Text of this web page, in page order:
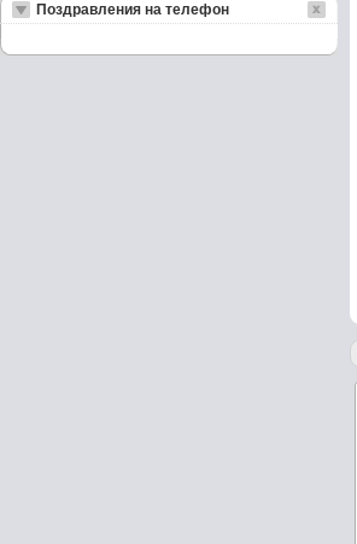
Поздравления на телефон